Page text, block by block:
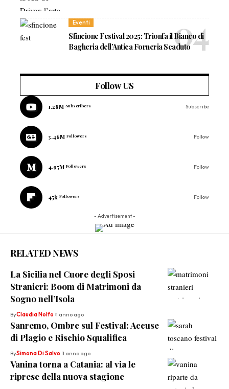
Eventi
Sfincione Festival 2025: Trionfa il Bianco di
Bagheria dell’Antica Forneria Scaduto
Follow US
1.28M Subscribers Subscribe
3.46M Followers Follow
4.95M Followers Follow
45k Followers Follow
- Advertisement -
RELATED NEWS
La Sicilia nel Cuore degli Sposi
Stranieri: Boom di Matrimoni da
Sogno nell’Isola
ByClaudia Nolfo 1 anno ago
Sanremo, Ombre sul Festival: Accuse
di Plagio e Rischio Squalifica
BySimona Di Salvo 1 anno ago
Vanina torna a Catania: al via le
riprese della nuova stagione